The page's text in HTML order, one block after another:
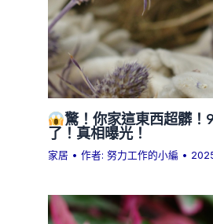
驚！你家這東西超髒！
了！真相曝光！
家居 • 作者:努力工作的小編 •